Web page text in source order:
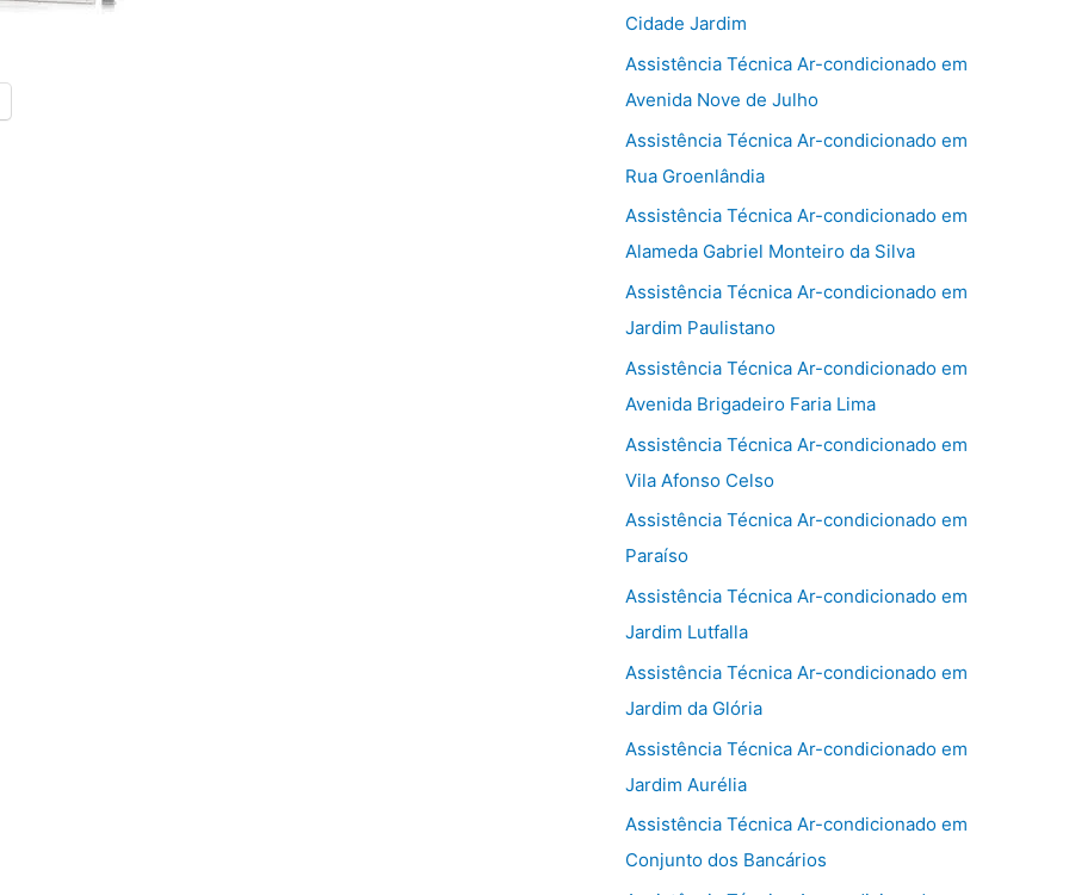
Cidade Jardim
Assistência Técnica Ar-condicionado em
Avenida Nove de Julho
Assistência Técnica Ar-condicionado em
Rua Groenlândia
Assistência Técnica Ar-condicionado em
Alameda Gabriel Monteiro da Silva
Assistência Técnica Ar-condicionado em
Jardim Paulistano
Assistência Técnica Ar-condicionado em
Avenida Brigadeiro Faria Lima
Assistência Técnica Ar-condicionado em
Vila Afonso Celso
Assistência Técnica Ar-condicionado em
Paraíso
Assistência Técnica Ar-condicionado em
Jardim Lutfalla
Assistência Técnica Ar-condicionado em
Jardim da Glória
Assistência Técnica Ar-condicionado em
Jardim Aurélia
Assistência Técnica Ar-condicionado em
Conjunto dos Bancários